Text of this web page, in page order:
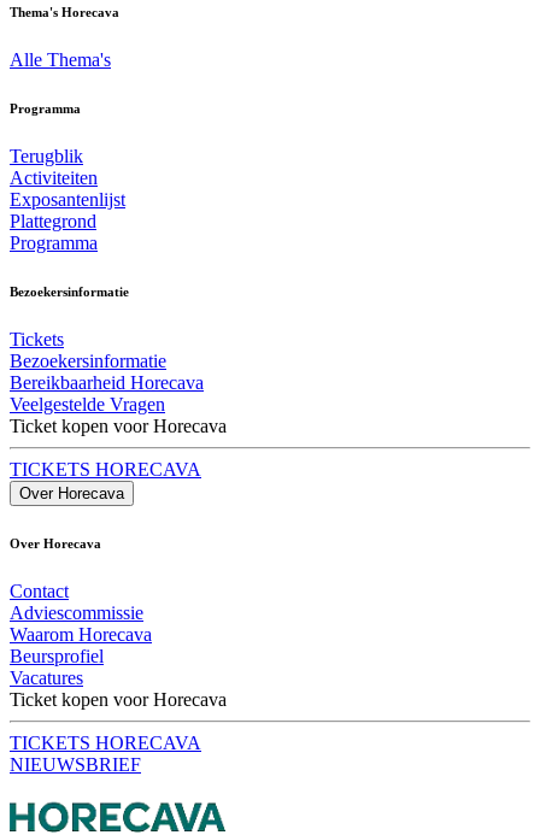
Thema's Horecava
Alle Thema's
Programma
Terugblik
Activiteiten
Exposantenlijst
Plattegrond
Programma
Bezoekersinformatie
Tickets
Bezoekersinformatie
Bereikbaarheid Horecava
Veelgestelde Vragen
Ticket kopen voor Horecava
TICKETS HORECAVA
Over Horecava
Over Horecava
Contact
Adviescommissie
Waarom Horecava
Beursprofiel
Vacatures
Ticket kopen voor Horecava
TICKETS HORECAVA
NIEUWSBRIEF